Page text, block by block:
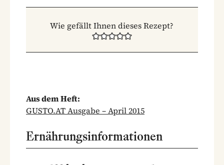
Wie gefällt Ihnen dieses Rezept?
Aus dem Heft:
GUSTO.AT Ausgabe – April 2015
Ernährungsinformationen